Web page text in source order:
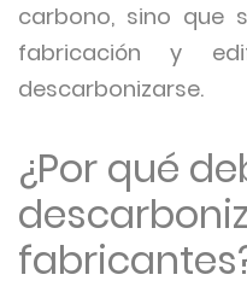
carbono, sino que
fabricación y
descarbonizarse.
¿Por qué